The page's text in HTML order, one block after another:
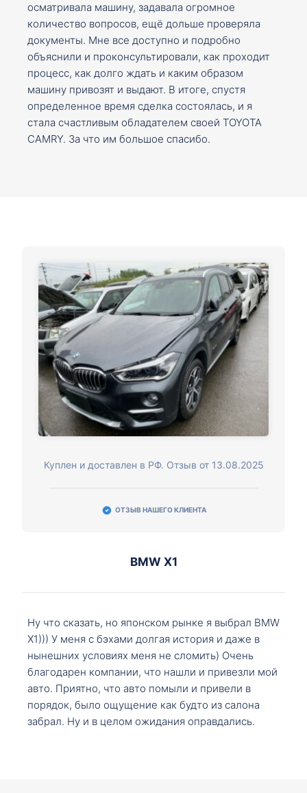
осматривала машину, задавала огромное
количество вопросов, ещё дольше проверяла
документы. Мне все доступно и подробно
объяснили и проконсультировали, как проходит
процесс, как долго ждать и каким образом
машину привозят и выдают. В итоге, спустя
определенное время сделка состоялась, и я
стала счастливым обладателем своей TOYOTA
CAMRY. За что им большое спасибо.
Куплен и доставлен в РФ. Отзыв от 13.08.2025
ОТЗЫВ НАШЕГО КЛИЕНТА
BMW X1
Ну что сказать, но японском рынке я выбрал BMW
X1))) У меня с бэхами долгая история и даже в
нынешних условиях меня не сломить) Очень
благодарен компании, что нашли и привезли мой
авто. Приятно, что авто помыли и привели в
порядок, было ощущение как будто из салона
забрал. Ну и в целом ожидания оправдались.